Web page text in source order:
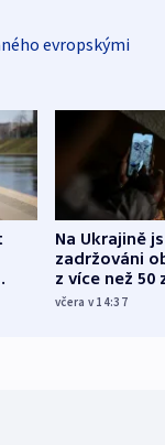
evropskými
Na Ukrajině
zadržováni
z více než 50
Bojovali na
včera v 14:37